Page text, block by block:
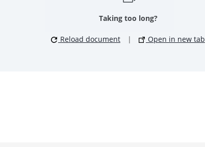
Taking too long?
Reload document | Open in new tab